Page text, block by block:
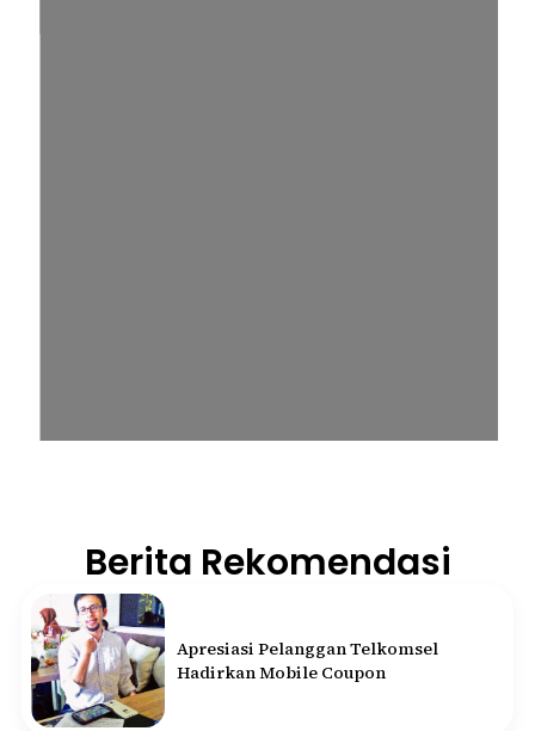
Berita Rekomendasi
Apresiasi Pelanggan Telkomsel
Hadirkan Mobile Coupon